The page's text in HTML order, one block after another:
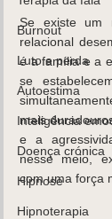
Burnout
Luto e perda
Autoestima
Inteligência
Doença crónica
Hipnose
Hipnoterapia
Se existe um
relacional
é a família e a
se
mais
e a
nesse meio,
com uma força